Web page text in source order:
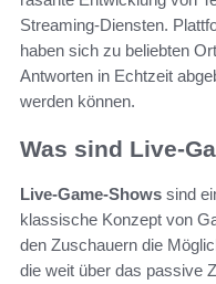
Streaming-Diensten.
haben sich zu beliebten
Antworten in Echtzeit
werden können.
Was sind Live-
Live-Game-Shows sind
klassische Konzept von
den Zuschauern die
die weit über das passive